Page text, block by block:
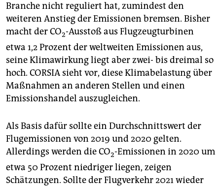
Branche nicht reguliert hat, zumindest den
weiteren Anstieg der Emissionen bremsen. Bisher
macht der CO2-Ausstoß aus Flugzeugturbinen
etwa 1,2 Prozent der weltweiten Emissionen aus,
seine Klimawirkung liegt aber zwei- bis dreimal so
hoch. CORSIA sieht vor, diese Klimabelastung über
Maßnahmen an anderen Stellen und einen
Emissionshandel auszugleichen.
Als Basis dafür sollte ein Durchschnittswert der
Flugemissionen von 2019 und 2020 gelten.
Allerdings werden die CO2-Emissionen in 2020 um
etwa 50 Prozent niedriger liegen, zeigen
Schätzungen. Sollte der Flugverkehr 2021 wieder